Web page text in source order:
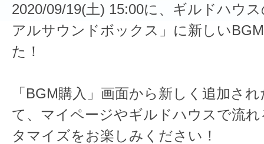
2020/09/19(土) 15:00に、ギルドハウ
アルサウンドボックス」に新しい
た！
「BGM購入」画面から新しく追加さ
て、マイページやギルドハウスで流
タマイズをお楽しみください！